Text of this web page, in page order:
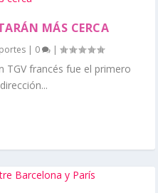
MÁS CERCA
| 0 |
TGV francés fue el primero